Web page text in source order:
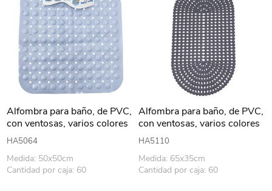
Alfombra para baño, de PVC,
con ventosas, varios colores
HA5064
Medida: 50x50cm
Cantidad por caja: 60
Alfombra para baño, de PVC,
con ventosas, varios colores
HA5110
Medida: 65x35cm
Cantidad por caja: 60